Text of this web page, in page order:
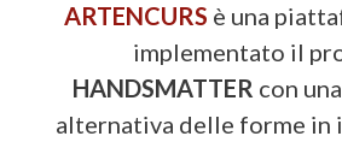
ARTENCURS è una
implementato il
HANDSMATTER con
alternativa delle forme in